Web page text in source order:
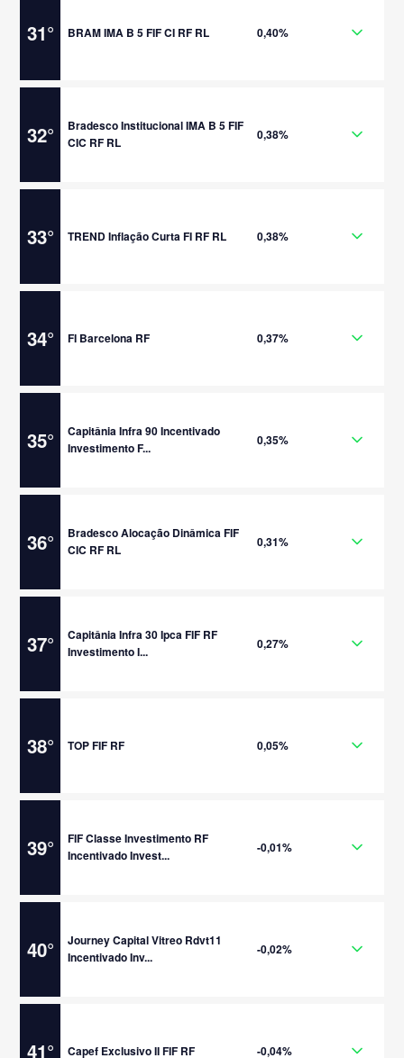
31° BRAM IMA B 5 FIF CI RF RL 0,40%
32°
Bradesco Institucional IMA B 5 FIF
CIC RF RL
0,38%
33° TREND Inflação Curta FI RF RL 0,38%
34° FI Barcelona RF 0,37%
35°
Capitânia Infra 90 Incentivado
Investimento F...
0,35%
36°
Bradesco Alocação Dinâmica FIF
CIC RF RL
0,31%
37°
Capitânia Infra 30 Ipca FIF RF
Investimento I...
0,27%
38° TOP FIF RF 0,05%
39°
FIF Classe Investimento RF
Incentivado Invest...
-0,01%
40°
Journey Capital Vitreo Rdvt11
Incentivado Inv...
-0,02%
41° Capef Exclusivo II FIF RF -0,04%